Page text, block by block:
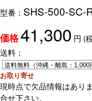
型番： SHS-500-SC-
価格 41,300 円 (
送料：
お取り寄せ
現時点で欠品情報はあり
合せ下さい。